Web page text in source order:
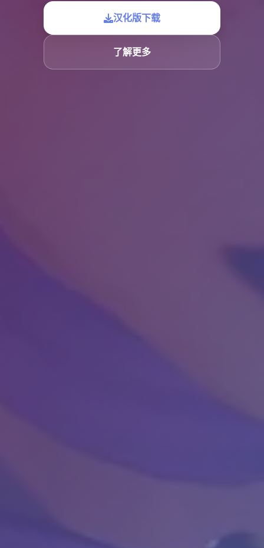
汉化版下载
了解更多